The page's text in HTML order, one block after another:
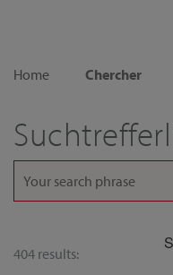
Home
Chercher
404 results: